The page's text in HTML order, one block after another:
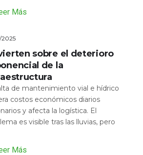
Más
2025
sobre el deterioro
de la
de mantenimiento vial e hídrico
costos económicos diarios
y afecta la logística. El
es visible tras las lluvias, pero
Más